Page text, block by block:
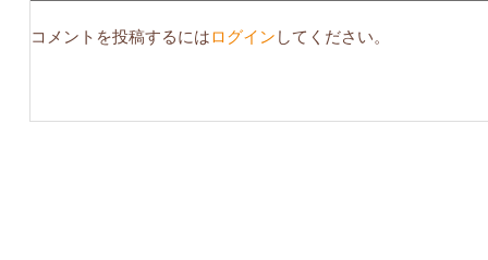
コメントを投稿するにはログイン してください。